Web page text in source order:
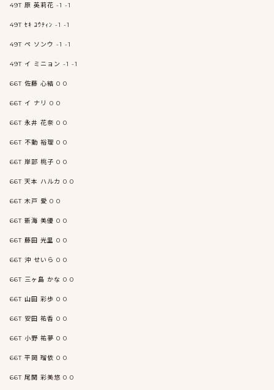
49T 原 英莉花 -1 -1
49T ｾｷ ﾕｳﾃｨﾝ -1 -1
49T ペ ソンウ -1 -1
49T イ ミニョン -1 -1
66T 佐藤 心結 0 0
66T イ ナリ 0 0
66T 永井 花奈 0 0
66T 不動 裕理 0 0
66T 岸部 桃子 0 0
66T 天本 ハルカ 0 0
66T 木戸 愛 0 0
66T 新海 美優 0 0
66T 藤田 光里 0 0
66T 沖 せいら 0 0
66T 三ヶ島 かな 0 0
66T 山田 彩歩 0 0
66T 安田 祐香 0 0
66T 小野 祐夢 0 0
66T 平岡 瑠依 0 0
66T 尾関 彩美悠 0 0